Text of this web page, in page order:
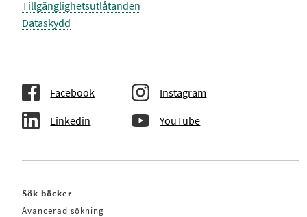
Tillgänglighetsutlåtanden
Dataskydd
Facebook Instagram
Linkedin YouTube
Sök böcker
Avancerad sökning